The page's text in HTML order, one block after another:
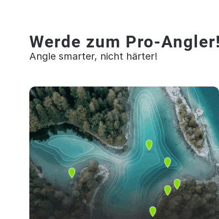
Werde zum Pro-
Angle smarter, nicht härter!